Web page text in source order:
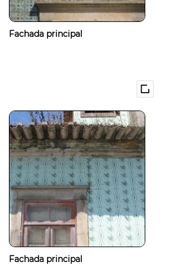
Fachada principal
Fachada principal